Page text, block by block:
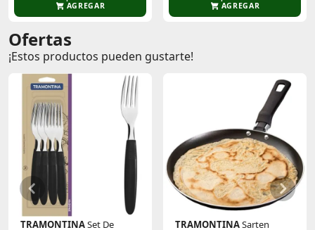
AGREGAR AGREGAR
Ofertas
¡Estos productos pueden gustarte!
TRAMONTINASet De
TRAMONTINASarten